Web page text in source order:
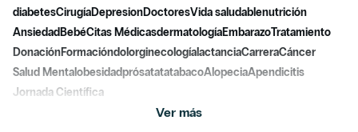
diabetesCirugíaDepresionDoctoresVida saludablenutrición
Ansiedad BebéCitas MédicasdermatologíaEmbarazoTratamiento
DonaciónFormacióndolorginecologíalactanciaCarreraCáncer
Salud MentalobesidadprósatatatabacoAlopeciaApendicitis
Jornada Científica
Ver más